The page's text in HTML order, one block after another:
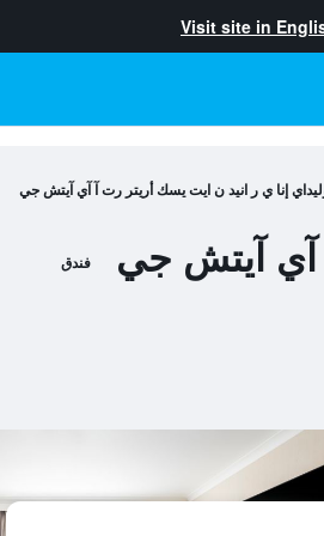
Visit site in
إنا ي ر انيد ن ايت يسك أريتر رت آ آي آيتش جي
آي آيتش جي فندق